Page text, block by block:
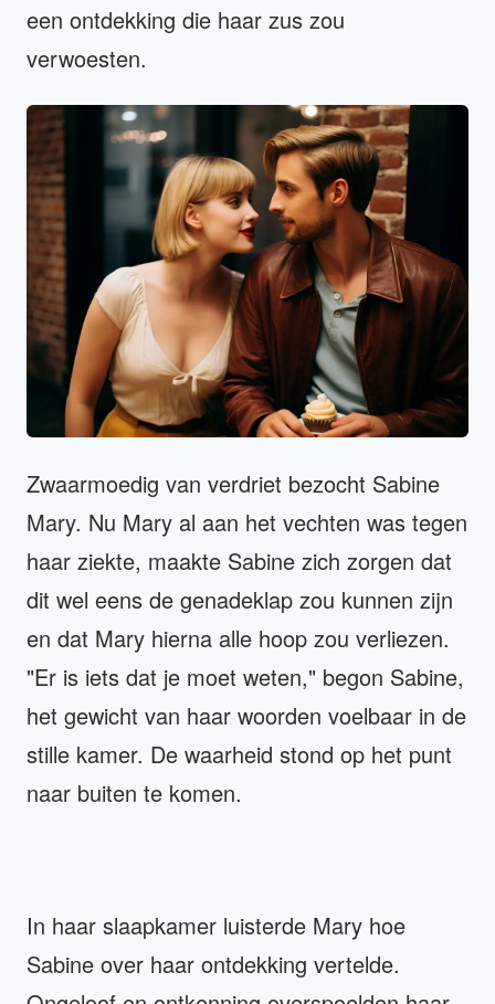
een ontdekking die haar zus zou
verwoesten.
Zwaarmoedig van verdriet bezocht Sabine
Mary. Nu Mary al aan het vechten was tegen
haar ziekte, maakte Sabine zich zorgen dat
dit wel eens de genadeklap zou kunnen zijn
en dat Mary hierna alle hoop zou verliezen.
"Er is iets dat je moet weten," begon Sabine,
het gewicht van haar woorden voelbaar in de
stille kamer. De waarheid stond op het punt
naar buiten te komen.
In haar slaapkamer luisterde Mary hoe
Sabine over haar ontdekking vertelde.